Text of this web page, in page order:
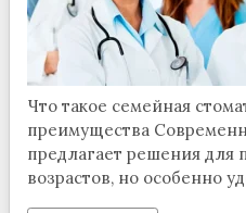
Что такое семейная
преимущества
предлагает решения для
возрастов, но особенно